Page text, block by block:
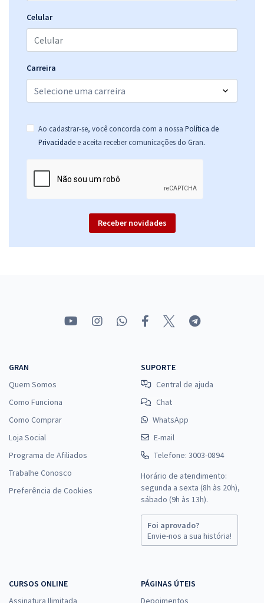
Celular
Carreira
Ao cadastrar-se, você concorda com a nossa Política de
Privacidade e aceita receber comunicações do Gran.
Receber novidades
GRAN
Quem Somos
Como Funciona
Como Comprar
Loja Social
Programa de Afiliados
Trabalhe Conosco
Preferência de Cookies
SUPORTE
Central de ajuda
Chat
WhatsApp
E-mail
Telefone: 3003-0894
Horário de atendimento:
segunda a sexta (8h às 20h),
sábado (9h às 13h).
Foi aprovado?
Envie-nos a sua história!
CURSOS ONLINE
Assinatura Ilimitada
PÁGINAS ÚTEIS
Depoimentos